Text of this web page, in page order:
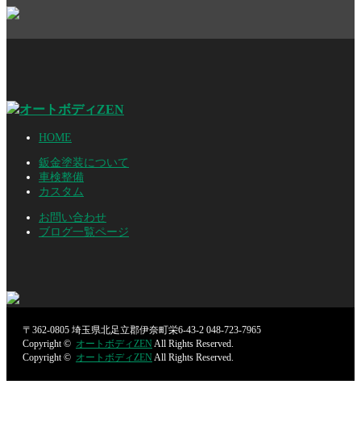
HOME
鈑金塗装について
車検整備
カスタム
お問い合わせ
ブログ一覧ページ
〒362-0805 埼玉県北足立郡伊奈町栄6-43-2 048-723-7965
Copyright © オートボディZEN All Rights Reserved.
Copyright © オートボディZEN All Rights Reserved.